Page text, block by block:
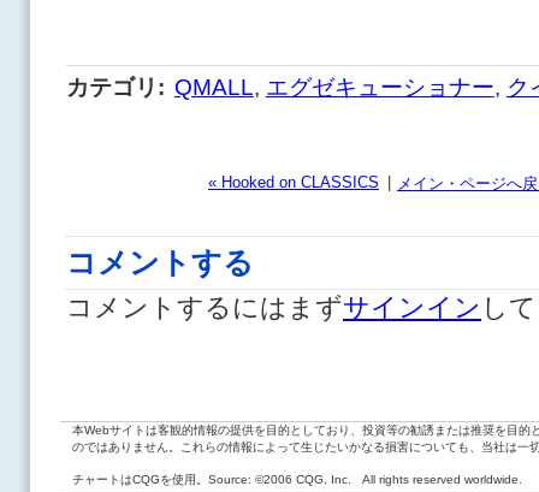
カテゴリ : QMALL, エグゼキューショナー, ク
« Hooked on CLASSICS メイン・ページへ
コメントする
コメントするにはまずサインイン し
本Webサイトは客観的情報の提供を目的としており、投資等の勧誘または推奨を目
のではありません。これらの情報によって生じたいかなる損害についても、当社は一
チャートはCQGを使用。Source: ©2006 CQG, Inc. All rights reserved worldwide.